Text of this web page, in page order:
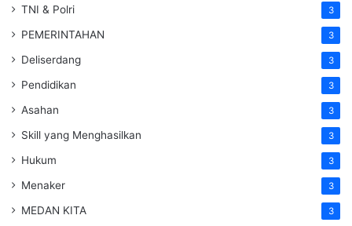
TNI & Polri 3
PEMERINTAHAN 3
Deliserdang 3
Pendidikan 3
Asahan 3
Skill yang Menghasilkan 3
Hukum 3
Menaker 3
MEDAN KITA 3